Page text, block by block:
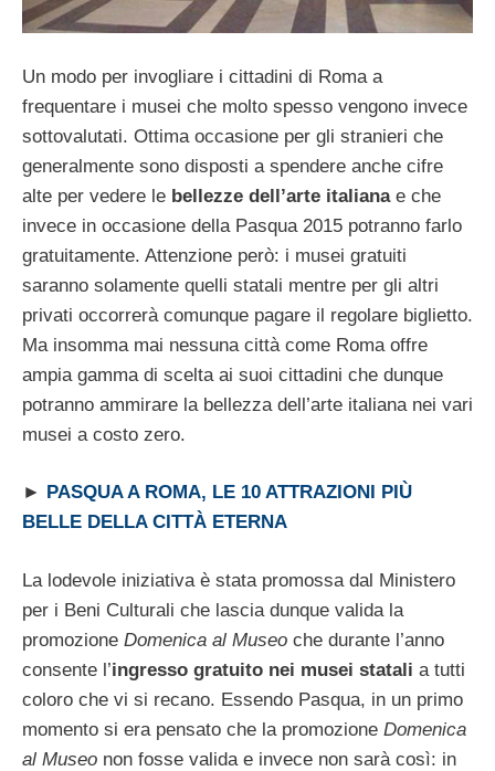
Un modo per invogliare i cittadini di Roma a
frequentare i musei che molto spesso vengono invece
sottovalutati. Ottima occasione per gli stranieri che
generalmente sono disposti a spendere anche cifre
alte per vedere le bellezze dell’arte italianae che
invece in occasione della Pasqua 2015 potranno farlo
gratuitamente. Attenzione però: i musei gratuiti
saranno solamente quelli statali mentre per gli altri
privati occorrerà comunque pagare il regolare biglietto.
Ma insomma mai nessuna città come Roma offre
ampia gamma di scelta ai suoi cittadini che dunque
potranno ammirare la bellezza dell’arte italiana nei vari
musei a costo zero.
►
PASQUA A ROMA, LE 10 ATTRAZIONI PIÙ
BELLE DELLA CITTÀ ETERNA
La lodevole iniziativa è stata promossa dal Ministero
per i Beni Culturali che lascia dunque valida la
promozione Domenica al Museo che durante l’anno
consente l’ingresso gratuito nei musei statali a tutti
coloro che vi si recano. Essendo Pasqua, in un primo
momento si era pensato che la promozione Domenica
al Museo non fosse valida e invece non sarà così: in